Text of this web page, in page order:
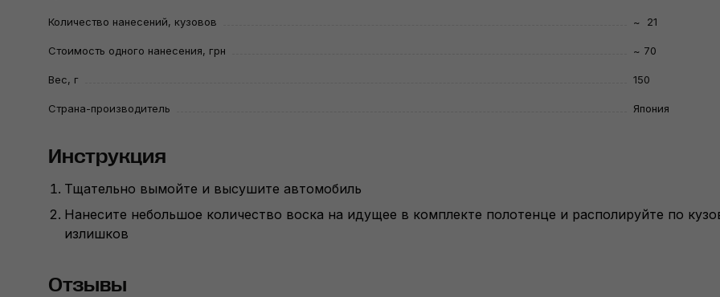
Количество нанесений, кузовов ~ 21
Стоимость одного нанесения, грн ~ 70
Вес, г 150
Страна-производитель Япония
Инструкция
Тщательно вымойте и высушите автомобиль
Нанесите небольшое количество воска на идущее в комплекте полотенце и располируйте по
излишков
Отзывы